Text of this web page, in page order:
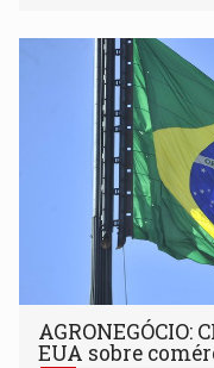
AGRONEGÓCIO:
EUA sobre